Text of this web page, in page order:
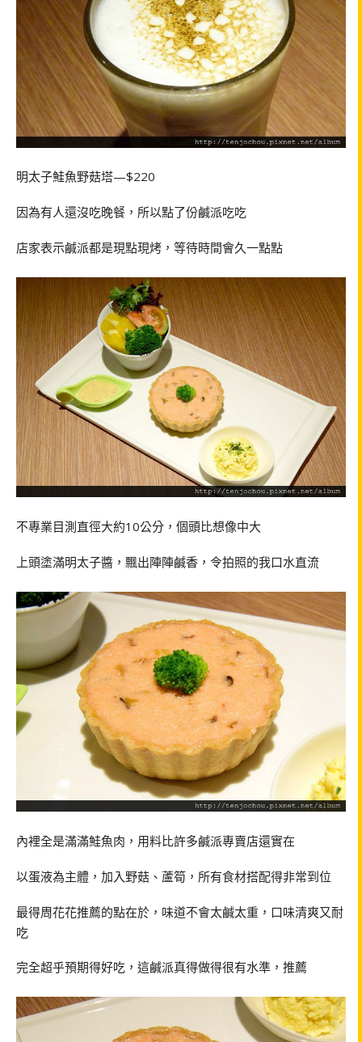
明太子鮭魚野菇塔—$220
因為有人還沒吃晚餐，所以點了份鹹派吃吃
店家表示鹹派都是現點現烤，等待時間會久一點點
不專業目測直徑大約10公分，個頭比想像中大
上頭塗滿明太子醬，飄出陣陣鹹香，令拍照的我口水直流
內裡全是滿滿鮭魚肉，用料比許多鹹派專賣店還實在
以蛋液為主體，加入野菇、蘆筍，所有食材搭配得非常到位
最得周花花推薦的點在於，味道不會太鹹太重，口味清爽又耐
吃
完全超乎預期得好吃，這鹹派真得做得很有水準，推薦